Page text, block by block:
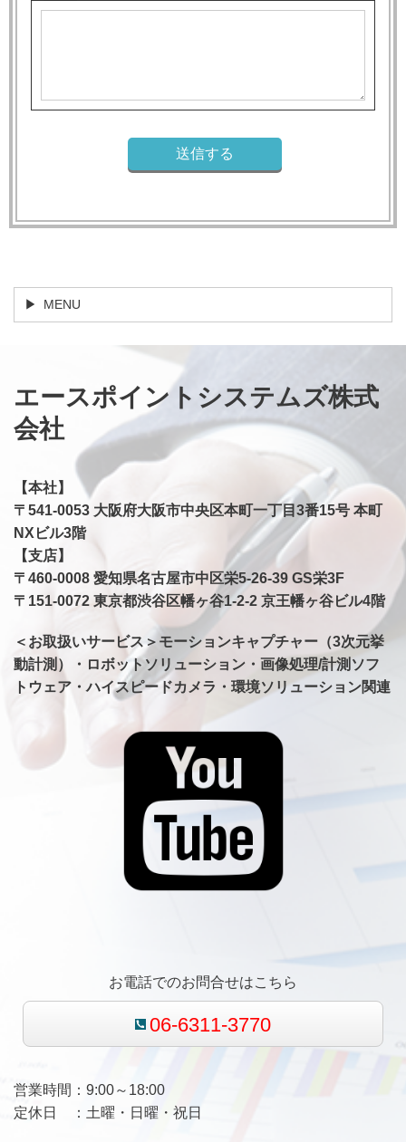
MENU
エースポイントシステムズ株式
会社
【本社】
〒541-0053 大阪府大阪市中央区本町一丁目3番15号 本町
NXビル3階
【支店】
​〒460-0008 愛知県名古屋市中区栄5-26-39 GS栄3F
〒151-0072 東京都渋谷区幡ヶ谷1-2-2 京王幡ヶ谷ビル4階
＜お取扱いサービス＞モーションキャプチャー（3次元挙
動計測）・ロボットソリューション・画像処理/計測ソフ
トウェア・ハイスピードカメラ・環境ソリューション関連
お電話でのお問合せはこちら
06-6311-3770
営業時間：9:00～18:00
定休日 ：土曜・日曜・祝日